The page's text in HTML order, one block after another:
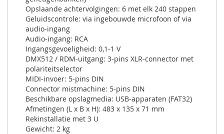
Opslaande achtervolgingen: 6 met elk 240 stappen
Geluidscontrole: via ingebouwde microfoon of via
audio-ingang
Audio-ingang: RCA
Ingangsgevoeligheid: 0,1-1 V
DMX512 / RDM-uitgang: 3-pins XLR-connector met
polariteitselector
MIDI-invoer: 5-pins DIN
Connector mistmachine: 5-pins DIN
Beschikbare opslagmedia: USB-apparaten (FAT32)
Afmetingen (L x B x H): 483 x 135 x 71 mm
Rekinstallatie met 3 U
Gewicht: 2 kg